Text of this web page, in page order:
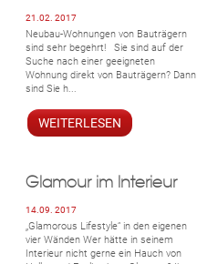
21.02. 2017
Neubau-Wohnungen von Bauträgern
sind sehr begehrt! Sie sind auf der
Suche nach einer geeigneten
Wohnung direkt von Bauträgern? Dann
sind Sie h...
WEITERLESEN
Glamour im Interieur
14.09. 2017
„Glamorous Lifestyle“ in den eigenen
vier Wänden Wer hätte in seinem
Interieur nicht gerne ein Hauch von